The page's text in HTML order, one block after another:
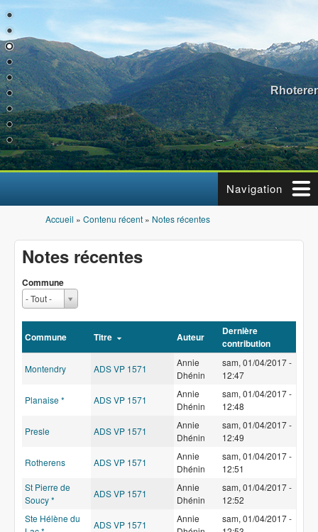
Navigation
Vous êtes ici
Accueil » Contenu récent » Notes récentes
Notes récentes
Commune
- Tout -
C
o
m
m
e
Commune Titre Auteur
Dernière
contribution
Montendry ADS VP 1571
Annie
Dhénin
sam, 01/04/2017 -
12:47
Planaise * ADS VP 1571
Annie
Dhénin
sam, 01/04/2017 -
12:48
Presle ADS VP 1571
Annie
Dhénin
sam, 01/04/2017 -
12:49
Rotherens ADS VP 1571
Annie
Dhénin
sam, 01/04/2017 -
12:51
St Pierre de
Soucy *
ADS VP 1571
Annie
Dhénin
sam, 01/04/2017 -
12:52
Ste Hélène du
ADS VP 1571
Annie
sam, 01/04/2017 -